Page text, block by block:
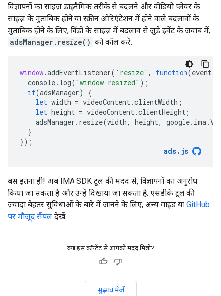
विज्ञापनों का साइज़ डाइनैमिक तरीके से बदलने और वीडियो प्लेयर के
साइज़ के मुताबिक होने या स्क्रीन ओरिएंटेशन में होने वाले बदलावों के
मुताबिक होने के लिए, विंडो के साइज़ में बदलाव से जुड़े इवेंट के जवाब में,
adsManager.resize() को कॉल करें.
window.addEventListener( 'resize' , function(event)
console. log( "window resized" );
if(adsManager)
{
let width = videoContent.clientWidth ;
let height = videoContent.clientHeight ;
adsManager . resize(width, height, google. ima.
}
});
ads. js
बस इतना ही! अब IMA SDK टूल की मदद से, विज्ञापनों का अनुरोध
किया जा सकता है और उन्हें दिखाया जा सकता है. एसडीके टूल की
ज़्यादा बेहतर सुविधाओं के बारे में जानने के लिए, अन्य गाइड या GitHub
पर मौजूद सैंपल देखें.
क्या इस कॉन्टेंट से आपको मदद मिली?
सुझाव भेजें